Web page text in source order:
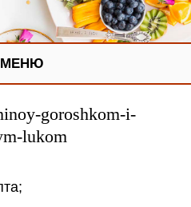
МЕНЮ
goroshkom-i-
lukom
;